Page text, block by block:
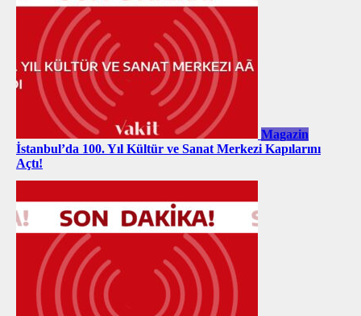
Magazin
İstanbul’da 100. Yıl Kültür ve Sanat Merkezi Kapılarını
Açtı!